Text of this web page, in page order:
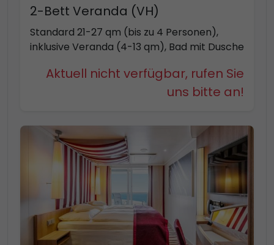
2-Bett Veranda (VH)
Standard 21-27 qm (bis zu 4 Personen),
inklusive Veranda (4-13 qm), Bad mit Dusche
Aktuell nicht verfügbar, rufen Sie
uns bitte an!